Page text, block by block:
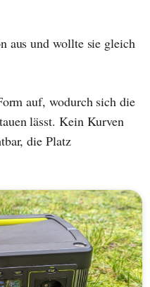
aus und wollte sie gleich
auf, wodurch sich die
lässt. Kein Kurven
die Platz